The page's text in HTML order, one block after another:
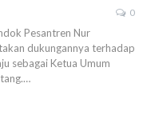
0
Pesantren Nur
dukungannya terhadap
sebagai Ketua Umum